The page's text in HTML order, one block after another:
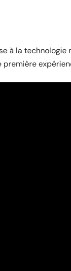
à la
première